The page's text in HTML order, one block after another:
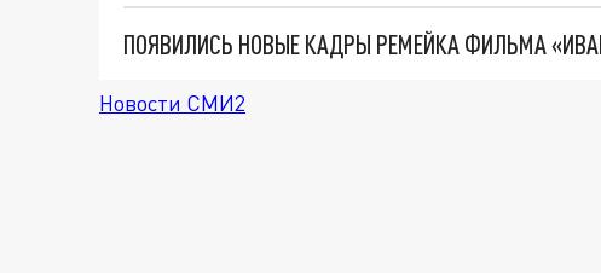
ПОЯВИЛИСЬ НОВЫЕ КАДРЫ РЕМЕЙКА ФИЛЬМА
Новости СМИ2